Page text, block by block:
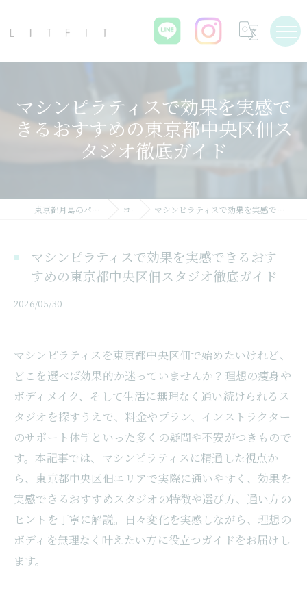
マシンピラティスで効果を実感で
きるおすすめの東京都中央区佃ス
タジオ徹底ガイド
東京都月島のパーソナルジムならLIT FIT コラム マシンピラティスで効果を実感できるおすすめの東京都中央区佃スタジオ徹底ガイド
マシンピラティスで効果を実感できるおす
すめの東京都中央区佃スタジオ徹底ガイド
2026/05/30
マシンピラティスを東京都中央区佃で始めたいけれど、
どこを選べば効果的か迷っていませんか？理想の痩身や
ボディメイク、そして生活に無理なく通い続けられるス
タジオを探すうえで、料金やプラン、インストラクター
のサポート体制といった多くの疑問や不安がつきもので
す。本記事では、マシンピラティスに精通した視点か
ら、東京都中央区佃エリアで実際に通いやすく、効果を
実感できるおすすめスタジオの特徴や選び方、通い方の
ヒントを丁寧に解説。日々変化を実感しながら、理想の
ボディを無理なく叶えたい方に役立つガイドをお届けし
ます。